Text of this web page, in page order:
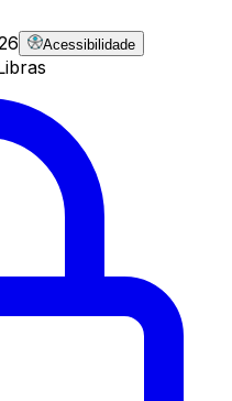
Acessibilidade